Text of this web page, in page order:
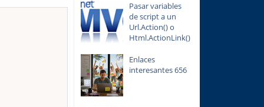
Pasar variables
de script a un
Url.Action() o
Html.ActionLink()
Enlaces
interesantes 656